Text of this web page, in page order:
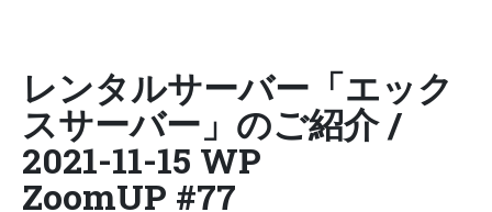
レンタルサーバー「エック
スサーバー」のご紹介 /
2021-11-15 WP
ZoomUP #77